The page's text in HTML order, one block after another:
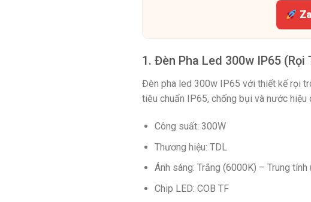
1. Đèn Pha Led 300w IP65
Đèn pha led 300w IP65 với thiết kế rọi
tiêu chuẩn IP65, chống bụi và nước hiệu
Công suất: 300W
Thương hiệu: TDL
Ánh sáng: Trắng (6000K) – Trung
Chip LED: COB TF